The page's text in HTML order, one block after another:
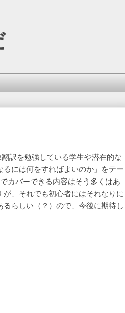
訳を勉強している学生や潜在的な
には何をすればよいのか」をテー
カバーできる内容はそう多くはあ
、それでも初心者にはそれなりに
らしい（？）ので、今後に期待し